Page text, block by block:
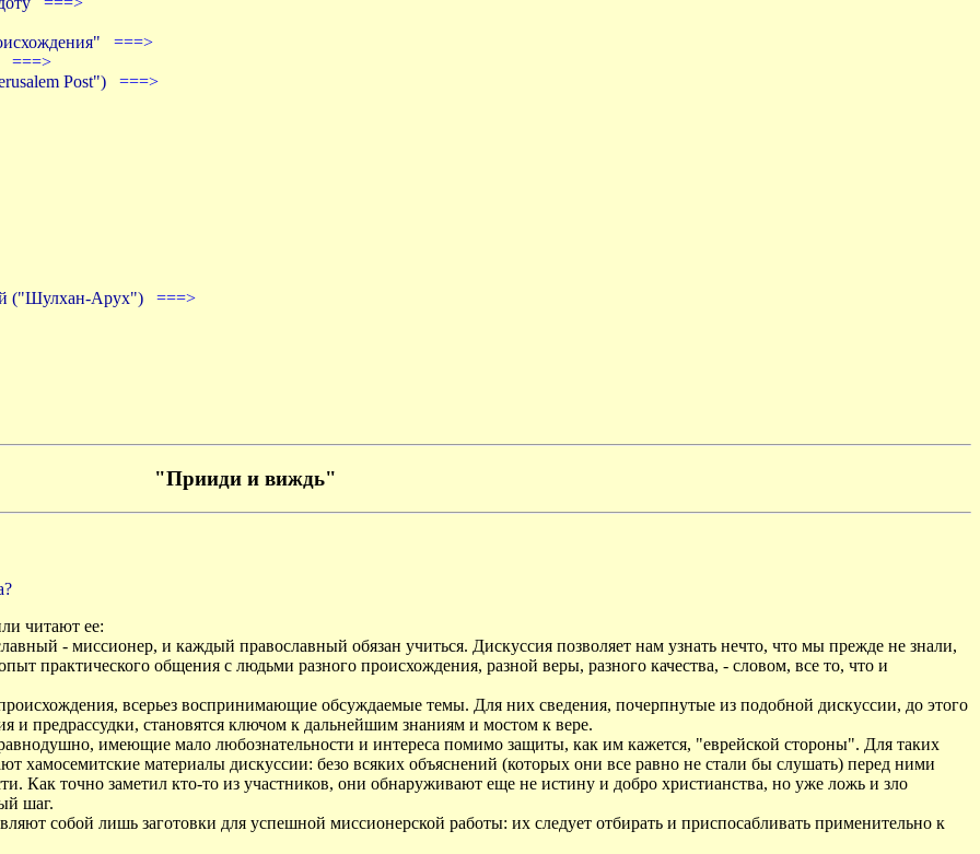
===>
===>
Post") ===>
("Шулхан-Арух") ===>
"Прииди и виждь"
читают ее:
- миссионер, и каждый православный обязан учиться. Дискуссия позволяет нам узнать нечто, что мы прежде не знали,
практического общения с людьми разного происхождения, разной веры, разного качества, - словом, все то, что и
всерьез воспринимающие обсуждаемые темы. Для них сведения, почерпнутые из подобной дискуссии, до этого
предрассудки, становятся ключом к дальнейшим знаниям и мостом к вере.
имеющие мало любознательности и интереса помимо защиты, как им кажется, "еврейской стороны". Для таких
хамосемитские материалы дискуссии: безо всяких объяснений (которых они все равно не стали бы слушать) перед ними
Как точно заметил кто-то из участников, они обнаруживают еще не истину и добро христианства, но уже ложь и зло
шаг.
собой лишь заготовки для успешной миссионерской работы: их следует отбирать и приспосабливать применительно к